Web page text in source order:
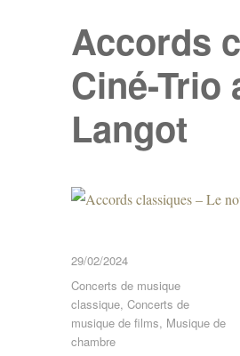
Accords
Ciné-
Langot
Publié
le
29/02/2024
Catégories
Concerts de musique
classique,Concerts de
musique de films, Musique de
chambre